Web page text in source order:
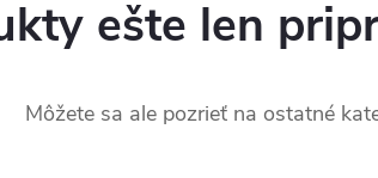
ešte len
Môžete sa ale pozrieť na ostatné